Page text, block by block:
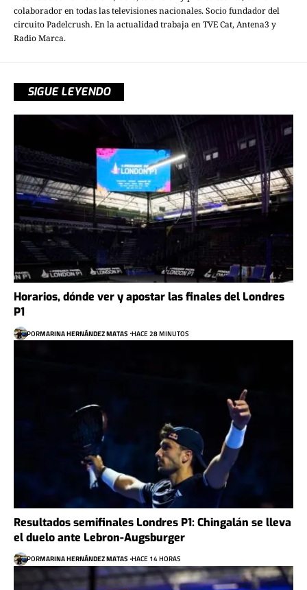
colaborador en todas las televisiones nacionales. Socio fundador del
circuito Padelcrush. En la actualidad trabaja en TVE Cat, Antena3 y
Radio Marca.
SIGUE LEYENDO
Horarios, dónde ver y apostar las finales del Londres
P1
PORMARINA HERNÁNDEZ MATAS HACE 28 MINUTOS
Resultados semifinales Londres P1: Chingalán se lleva
el duelo ante Lebron-Augsburger
PORMARINA HERNÁNDEZ MATAS HACE 14 HORAS